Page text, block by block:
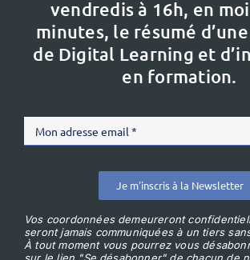
vendredis à 16h, en
minutes, le résumé
de Digital Learning et
en formation.
Je m'inscris à la Newsletter
Vos coordonnées demeureront
seront jamais communiquées à un tiers
À tout moment vous pourrez vous